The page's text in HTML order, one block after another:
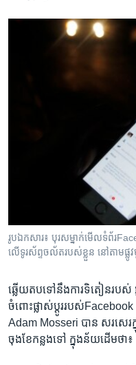
រូបឯកសារ៖ បុរស​ម្នាក់​មើលទំព័រ
លើ​ទូរស័ព្ទ​ចល័ត​របស់​ខ្លួន នៅ​តាម​ផ្លូវ​
ឆ្លើយ​តប​ទៅ​នឹង​ការទិតៀន​របស់​
ចំពោះ​ផ្លាស់ប្តូរ​របស់
Adam Mosseri​ ​បាន​ ​សរសេរ​
ចុងខែ​កន្លង​ទៅ​ ​ក្នុង​ន័យ​ដើម​ថា៖​